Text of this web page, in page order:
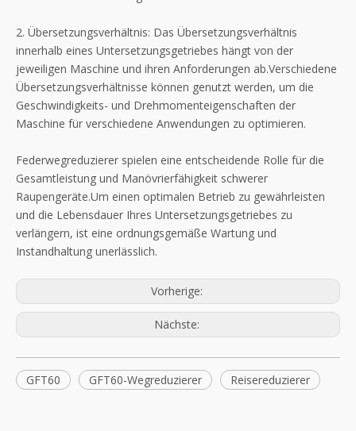
2. Übersetzungsverhältnis: Das Übersetzungsverhältnis
innerhalb eines Untersetzungsgetriebes hängt von der
jeweiligen Maschine und ihren Anforderungen ab.Verschiedene
Übersetzungsverhältnisse können genutzt werden, um die
Geschwindigkeits- und Drehmomenteigenschaften der
Maschine für verschiedene Anwendungen zu optimieren.
Federwegreduzierer spielen eine entscheidende Rolle für die
Gesamtleistung und Manövrierfähigkeit schwerer
Raupengeräte.Um einen optimalen Betrieb zu gewährleisten
und die Lebensdauer Ihres Untersetzungsgetriebes zu
verlängern, ist eine ordnungsgemäße Wartung und
Instandhaltung unerlässlich.
Vorherige:
Nächste:
GFT60 GFT60-Wegreduzierer Reisereduzierer